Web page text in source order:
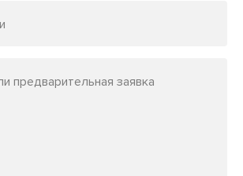
предварительная заявка